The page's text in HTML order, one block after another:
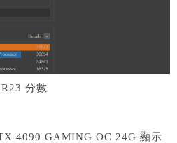
分數
4090 GAMING OC 24G 顯示